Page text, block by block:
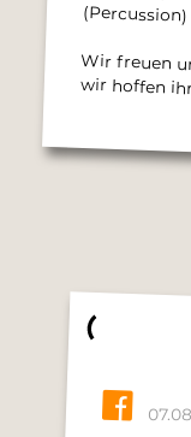
(Percussion)
Wir freuen
wir hoffen